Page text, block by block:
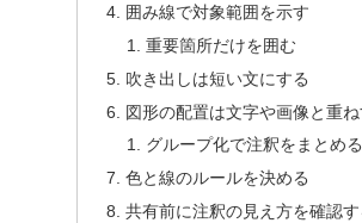
囲み線で対象範囲を示す
重要箇所だけを囲む
吹き出しは短い文にする
図形の配置は文字や画像と重
グループ化で注釈をまとめる
色と線のルールを決める
共有前に注釈の見え方を確認す